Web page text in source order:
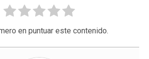
en puntuar este contenido.